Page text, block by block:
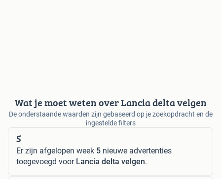
Wat je moet weten over Lancia delta velgen
De onderstaande waarden zijn gebaseerd op je zoekopdracht en de
ingestelde filters
5
Er zijn afgelopen week 5 nieuwe advertenties
toegevoegd voor Lancia delta velgen.